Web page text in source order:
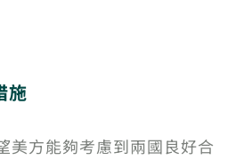
施
美方能夠考慮到兩國良好合